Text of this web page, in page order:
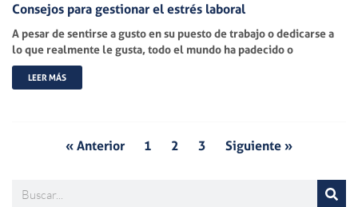
Consejos para gestionar el estrés laboral
A pesar de sentirse a gusto en su puesto de trabajo o dedicarse a
lo que realmente le gusta, todo el mundo ha padecido o
LEER MÁS
« Anterior 1 2 3 Siguiente »
Buscar